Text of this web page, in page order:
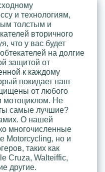
и технологиям,
толстым и
вторичного
что у вас будет
на долгие
защитой от
к каждому
покидает наш
от любого
мотоциклом. Не
самые лучшие?
О нашей
многочисленные
Motorcycling, но и
таких как
Cruza, Walteiffic,
другие.